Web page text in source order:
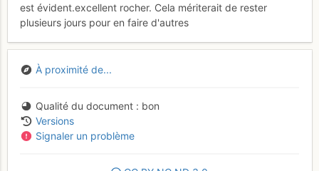
est évident.excellent rocher. Cela mériterait de rester
plusieurs jours pour en faire d'autres
À proximité de...
Qualité du document
bon
Versions
Signaler un problème